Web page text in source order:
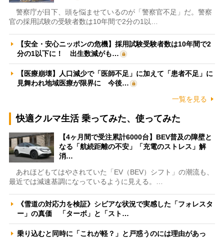
警察庁が目下、頭を悩ませているのが「警察官不足」だ。警察
官の採用試験の受験者数は10年間で2分の1以…
【安全・安心ニッポンの危機】採用試験受験者数は10年間で2
分の1以下に！ 出生数減がも…
【医療崩壊】人口減少で「医師不足」に加えて「患者不足」に
見舞われ地域医療が限界に 今後…
一覧を見る
快適クルマ生活 乗ってみた、使ってみた
【4ヶ月間で受注累計6000台】BEV普及の障壁と
なる「航続距離の不安」「充電のストレス」解
消…
あれほどもてはやされていた「EV（BEV）シフト」の潮流も、
最近では減速基調になっているように見える。…
《雪道の対応力を検証》シビアな状況で実感した「フォレスタ
ー」の真価 「ターボ」と「スト…
乗り込むと同時に「これが軽？」と戸惑うのには理由があっ